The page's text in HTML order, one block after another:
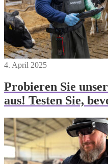
4. April 2025
Probieren Sie
aus! Testen Sie,